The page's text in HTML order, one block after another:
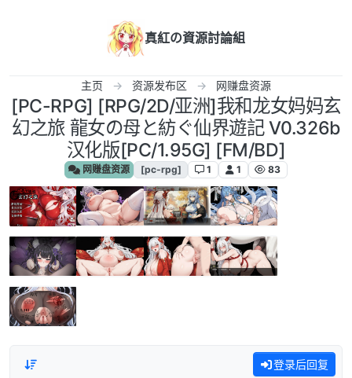
真紅の資源討論組
主页 资源发布区 网赚盘资源
[PC-RPG] [RPG/2D/亚洲]我和龙女妈妈玄
幻之旅 龍女の母と紡ぐ仙界遊記 V0.326b
汉化版[PC/1.95G] [FM/BD]
网赚盘资源 [pc-rpg] 1 1 83
登录后回复